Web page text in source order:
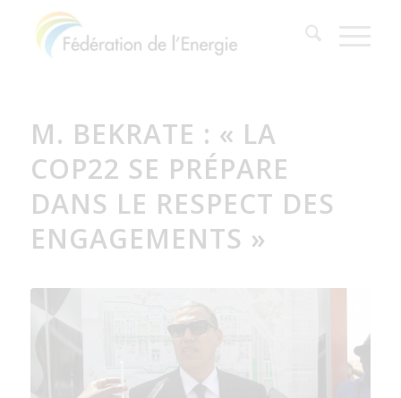
M. BEKRATE : « LA
COP22 SE PRÉPARE
DANS LE RESPECT DES
ENGAGEMENTS »